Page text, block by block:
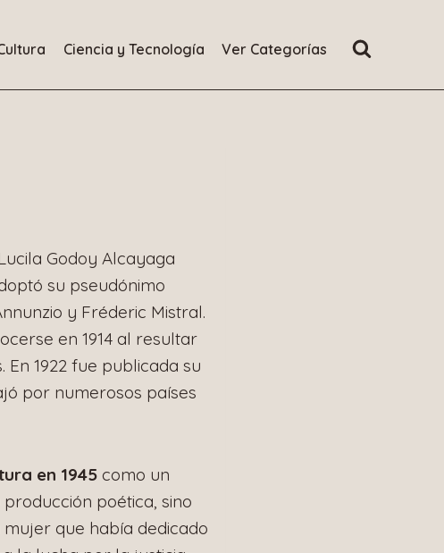
Ciencia y Tecnología Ver Categorías
Godoy Alcayaga
su pseudónimo
y Fréderic Mistral.
en 1914 al resultar
1922 fue publicada su
por numerosos países
en 1945 como un
poética, sino
que había dedicado